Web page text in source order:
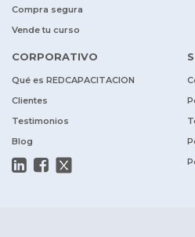
Compra segura
Vende tu curso
CORPORATIVO
Qué es REDCAPACITACION
Clientes
Testimonios
Blog